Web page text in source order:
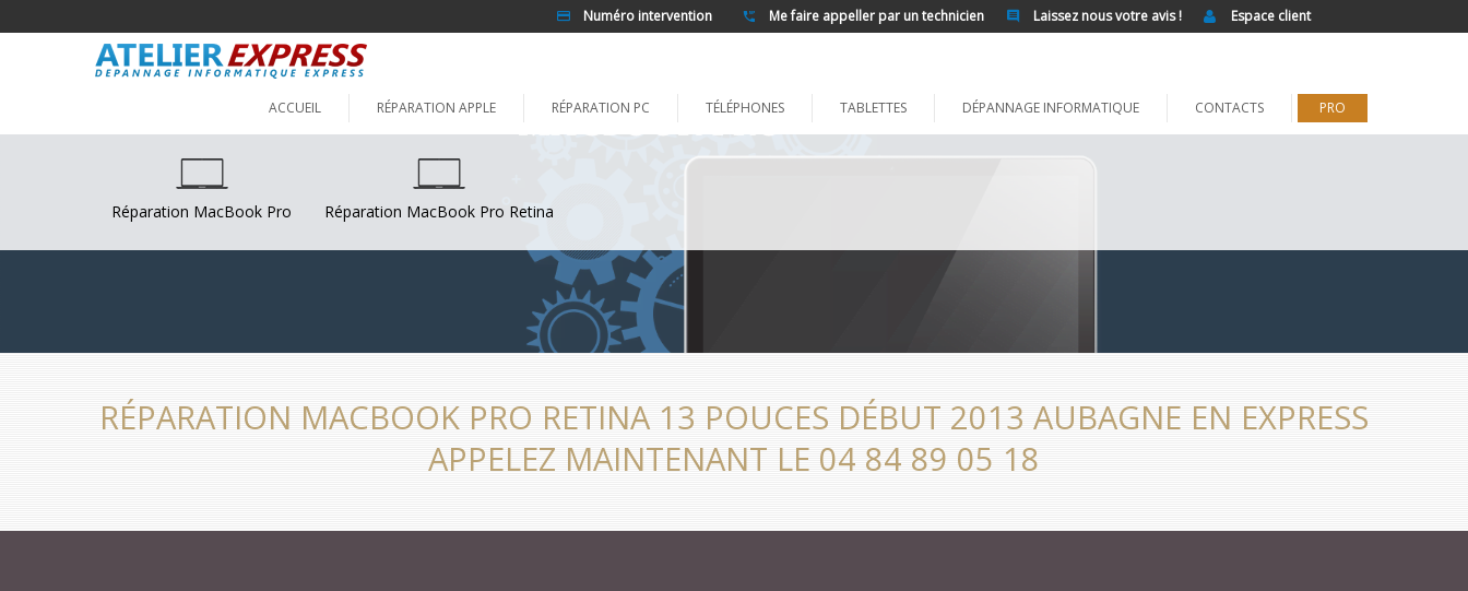
Espace client
Laissez nous votre avis !
Me faire appeller par un technicien
Numéro intervention
ACCUEIL RÉPARATION APPLE RÉPARATION PC TÉLÉPHONES TABLETTES DÉPANNAGE INFORMATIQUE CONTACTS PRO
Réparation MacBook Pro Réparation MacBook Pro Retina
RÉPARATION MACBOOK PRO RETINA 13 POUCES DÉBUT 2013 AUBAGNE EN EXPRESS
APPELEZ MAINTENANT LE 04 84 89 05 18